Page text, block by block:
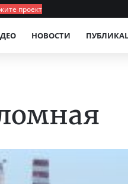
проект
НОВОСТИ